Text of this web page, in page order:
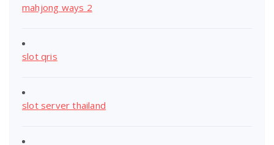
mahjong ways 2
slot qris
slot server thailand